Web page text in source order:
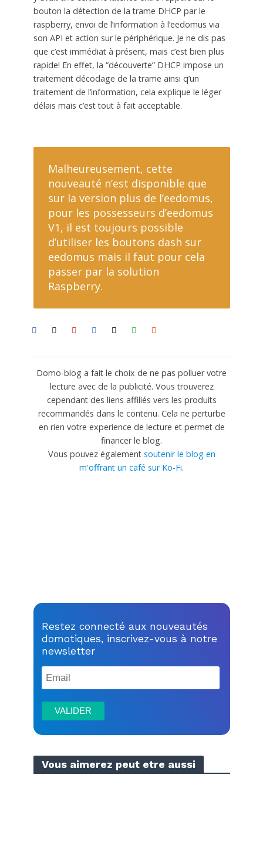
bouton la détection de la trame DHCP par le
raspberry, envoi de l’information à l’eedomus via
son API et action sur le périphérique. Je ne dis pas
que c’est immédiat à présent, mais c’est bien plus
rapide! En effet, la “découverte” DHCP impose un
traitement décodage de la trame ainsi q’un
traitement de l’information, cela explique le léger
délais mais c’est tout à fait acceptable.
Malheureusement, cette
nouveauté n’est disponible que
sur la version plus de l’eedomus,
pour les possesseurs d’eedomus
V1, il est toujours possible
d’utiliser les boutons dash sur
eedomus mais il faut pour cela
passer par la solution
Raspberry.
Domo-blog a fait le choix de ne pas polluer votre
lecture avec de la publicité. Vous trouverez
cependant des liens affiliés vers les produits
recommandés dans le contenu. Cela ne perturbe
en rien votre experience de lecture et permet de
financer le blog.
Vous pouvez également soutenir le blog en
m'offrant un café sur Ko-Fi.
Restez connecté aux nouveautés
domotiques, inscrivez-vous à notre
newsletter
Vous aimerez peut etre aussi